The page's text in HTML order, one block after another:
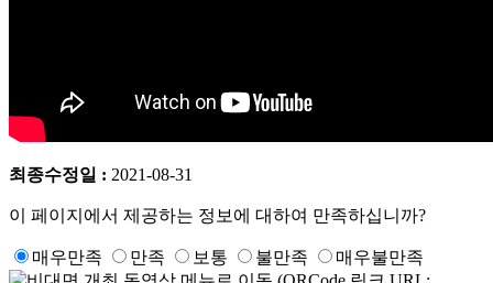
최종수정일 : 2021-08-31
이 페이지에서 제공하는 정보에 대하여 만족하십니까?
매우만족 만족 보통 불만족 매우불만족